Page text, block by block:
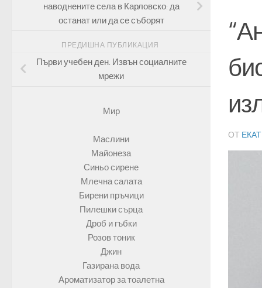
ОТ
наводнените села в Карловско: да
останат или да се съборят
ПРЕДИШНА ПУБЛИКАЦИЯ
Първи учебен ден. Извън социалните
мрежи
Мир
Маслини
Майонеза
Синьо сирене
Млечна салата
Бирени пръчици
Пилешки сърца
Дроб и гъбки
Розов тоник
Джин
Газирана вода
Ароматизатор за тоалетна